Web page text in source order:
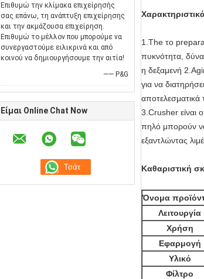
Επιθυμώ την κλίμακα επιχείρησής
σας επάνω, τη ανάπτυξη επιχείρησης
και την ακμάζουσα επιχείρηση.
Επιθυμώ το μέλλον που μπορούμε να
συνεργαστούμε ειλικρινά και από
κοινού να δημιουργήσουμε την αιτία!
—— P&G
Είμαι Online Chat Now
1.The το
πυκνότητα,
η δεξαμενή
για να
3.Crusher είναι
πηλό μπορούν
εξαντλώντας
Καθαριστική
Όνομα
Λειτουργία
Χρήση
Εφαρμογή
Υλικό
Φίλτρο